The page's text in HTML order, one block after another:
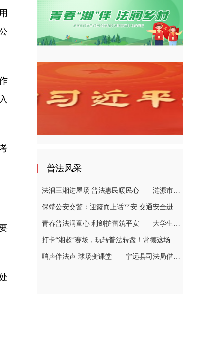
五”开好局起好步）
普法风采
法润三湘进屋场 普法惠民暖民心——涟源市司法局开展大学生普法志愿者送法下乡活动
保靖公安交警：迎篮而上话平安 交通安全进乡村
青春普法润童心 利剑护蕾筑平安——大学生普法志愿者开讲未成年人法治课堂
打卡“湘超”赛场，玩转普法转盘！常德这场普法太热闹
哨声伴法声 球场变课堂——宁远县司法局借力“村BA”组织大学生志愿者赴柏家坪镇新团结村普法侧记